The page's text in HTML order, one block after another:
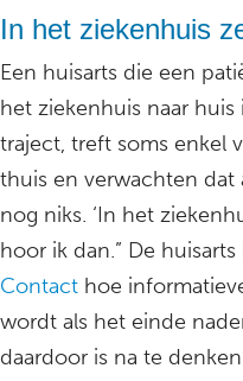
In het ziekenhuis
Een huisarts die een
het ziekenhuis naar
traject, treft soms enkel
thuis en verwachten dat
nog niks. ‘In het
hoor ik dan.” De
Contact hoe
wordt als het einde
daardoor is na te